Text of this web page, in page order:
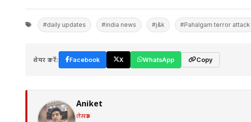
#daily updates #india news #j&k #Pahalgam terror attack
शेयर करें: Facebook X WhatsApp Copy
Aniket
लेखक